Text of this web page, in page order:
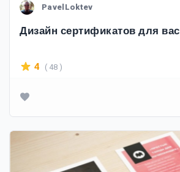
PavelLoktev
Дизайн сертификатов для вас
4 ( 48 )